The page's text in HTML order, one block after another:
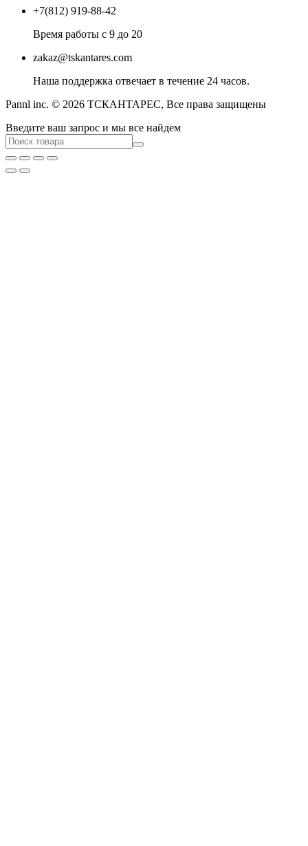
+7(812) 919-88-42
Время работы с 9 до 20
zakaz@tskantares.com
Наша поддержка отвечает в течение 24 часов.
Pannl inc. © 2026 ТСКАНТАРЕС, Все права защищены
Введите ваш запрос и мы все найдем